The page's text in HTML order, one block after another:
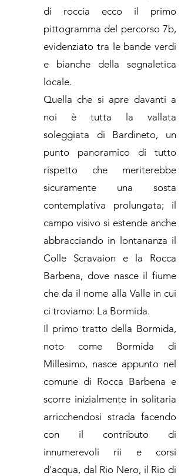
di roccia ecco il primo
pittogramma del percorso 7b,
evidenziato tra le bande verdi
e bianche della segnaletica
locale.
Quella che si apre davanti a
noi è tutta la vallata
soleggiata di Bardineto, un
punto panoramico di tutto
rispetto che meriterebbe
sicuramente una sosta
contemplativa prolungata; il
campo visivo si estende anche
abbracciando in lontananza il
Colle Scravaion e la Rocca
Barbena, dove nasce il fiume
che da il nome alla Valle in cui
ci troviamo: La Bormida.
Il primo tratto della Bormida,
noto come Bormida di
Millesimo, nasce appunto nel
comune di Rocca Barbena e
scorre inizialmente in solitaria
arricchendosi strada facendo
con il contributo di
innumerevoli rii e corsi
d'acqua, dal Rio Nero, il Rio di